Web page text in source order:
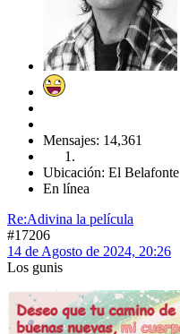
Mensajes: 14,361
Ubicación: El Belafonte
En línea
Re:Adivina la película
#17206
14 de Agosto de 2024, 20:26
Los gunis